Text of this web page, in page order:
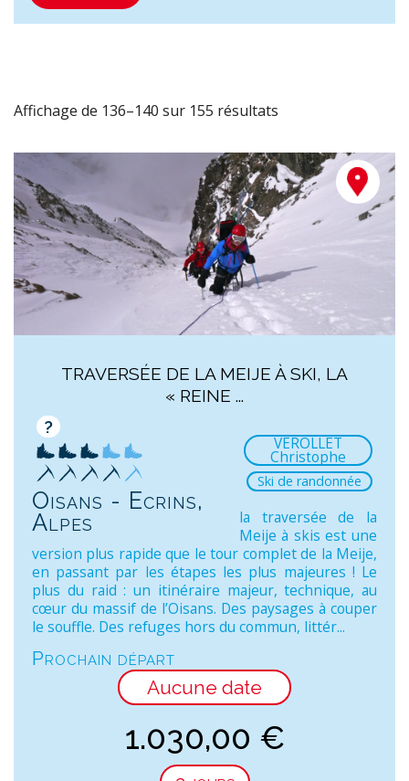
Affichage de 136–140 sur 155 résultats
TRAVERSÉE DE LA MEIJE À SKI, LA
« REINE ...
?
Oisans - Ecrins,
Alpes
VEROLLET
Christophe
Ski de randonnée
la traversée de la
Meije à skis est une
version plus rapide que le tour complet de la Meije,
en passant par les étapes les plus majeures ! Le
plus du raid : un itinéraire majeur, technique, au
cœur du massif de l’Oisans. Des paysages à couper
le souffle. Des refuges hors du commun, littér...
Prochain départ
Aucune date
1.030,00 €